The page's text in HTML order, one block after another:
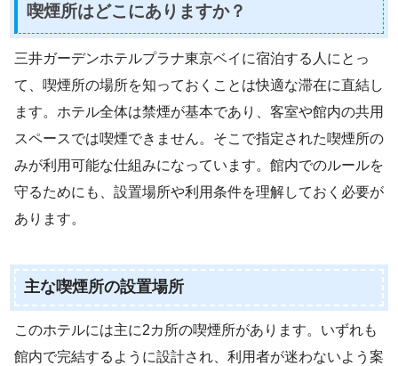
喫煙所はどこにありますか？
三井ガーデンホテルプラナ東京ベイに宿泊する人にとっ
て、喫煙所の場所を知っておくことは快適な滞在に直結し
ます。ホテル全体は禁煙が基本であり、客室や館内の共用
スペースでは喫煙できません。そこで指定された喫煙所の
みが利用可能な仕組みになっています。館内でのルールを
守るためにも、設置場所や利用条件を理解しておく必要が
あります。
主な喫煙所の設置場所
このホテルには主に2カ所の喫煙所があります。いずれも
館内で完結するように設計され、利用者が迷わないよう案